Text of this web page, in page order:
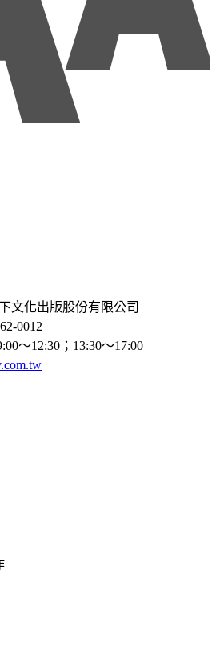
文化出版股份有限公司
0012
～12:30；13:30～17:00